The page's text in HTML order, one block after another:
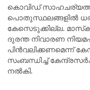
കൊവിഡ്
പൊതുസ്ഥലങ്ങളില്‍
കേസെടുക്കില്ല. മാസ്‌ക്
ദുരന്ത നിവാരണ
പിന്‍വലിക്കണമെന്ന്
സംബന്ധിച്ച്
നല്‍കി.